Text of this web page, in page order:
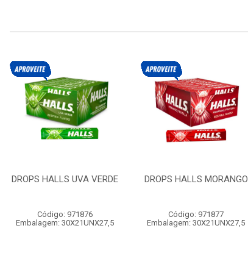
DROPS HALLS UVA VERDE
Código: 971876
Embalagem: 30X21UNX27,5
DROPS HALLS MORANGO
Código: 971877
Embalagem: 30X21UNX27,5